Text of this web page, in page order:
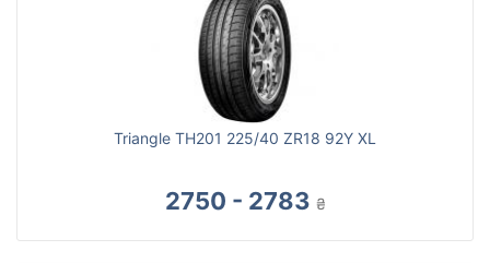
Triangle TH201 225/40 ZR18 92Y XL
2750 - 2783 ₴